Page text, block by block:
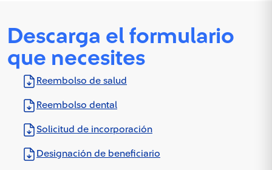
Descarga el formulario
que necesites
Reembolso de salud
Reembolso dental
Solicitud de incorporación
Designación de beneficiario